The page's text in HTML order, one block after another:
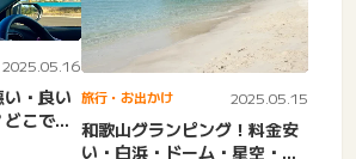
2025.05.16
・良い
こで借
旅行・お出かけ 2025.05.15
和歌山グランピング！料金安
い・白浜・ドーム・星空・子